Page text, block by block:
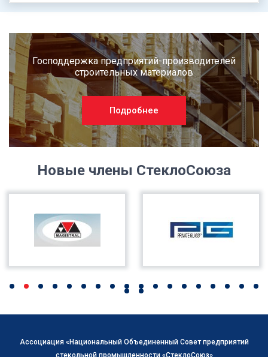
Господдержка предприятий-производителей
строительных материалов
Подробнее
Новые члены СтеклоСоюза
Ассоциация «Национальный Объединенный Совет предприятий
стекольной промышленности «СтеклоСоюз»